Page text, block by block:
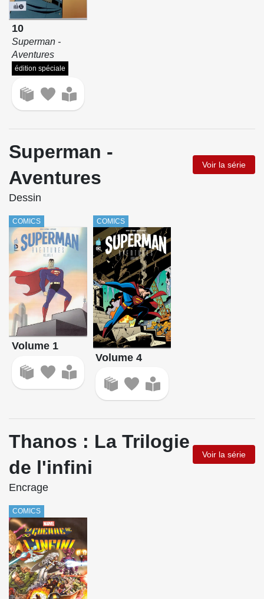
10
Superman -
Aventures
édition spéciale
Superman -
Aventures
Voir la série
Dessin
COMICS
Volume 1
COMICS
Volume 4
Thanos : La Trilogie
de l'infini
Voir la série
Encrage
COMICS